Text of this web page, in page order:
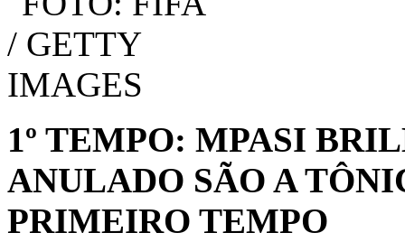
1º TEMPO: MPASI
ANULADO SÃO A
PRIMEIRO TEMPO